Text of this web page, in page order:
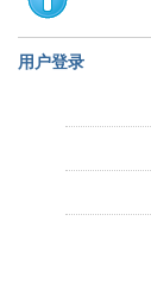
用户登录